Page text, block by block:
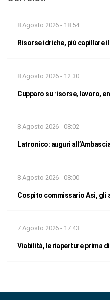
8 Agosto 2026 - 18:54
Risorse idriche, più capillare
8 Agosto 2026 - 12:30
Cupparo su risorse, lavoro,
8 Agosto 2026 - 08:02
Latronico: auguri
8 Agosto 2026 - 08:00
Cospito commissario Asi, gli
7 Agosto 2026 - 17:43
Viabilità, le riaperture prima